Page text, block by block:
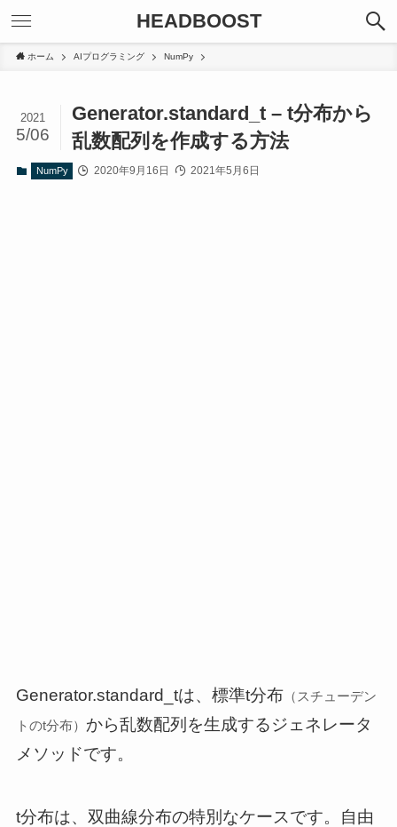
HEADBOOST
ホーム AIプログラミング NumPy
Generator.standard_t – t分布から
乱数配列を作成する方法
2021
5/06
NumPy 2020年9月16日 2021年5月6日
Generator.standard_tは、標準t分布（スチューデン
トのt分布） から乱数配列を生成するジェネレータ
メソッドです。
t分布は、双曲線分布の特別なケースです。自由